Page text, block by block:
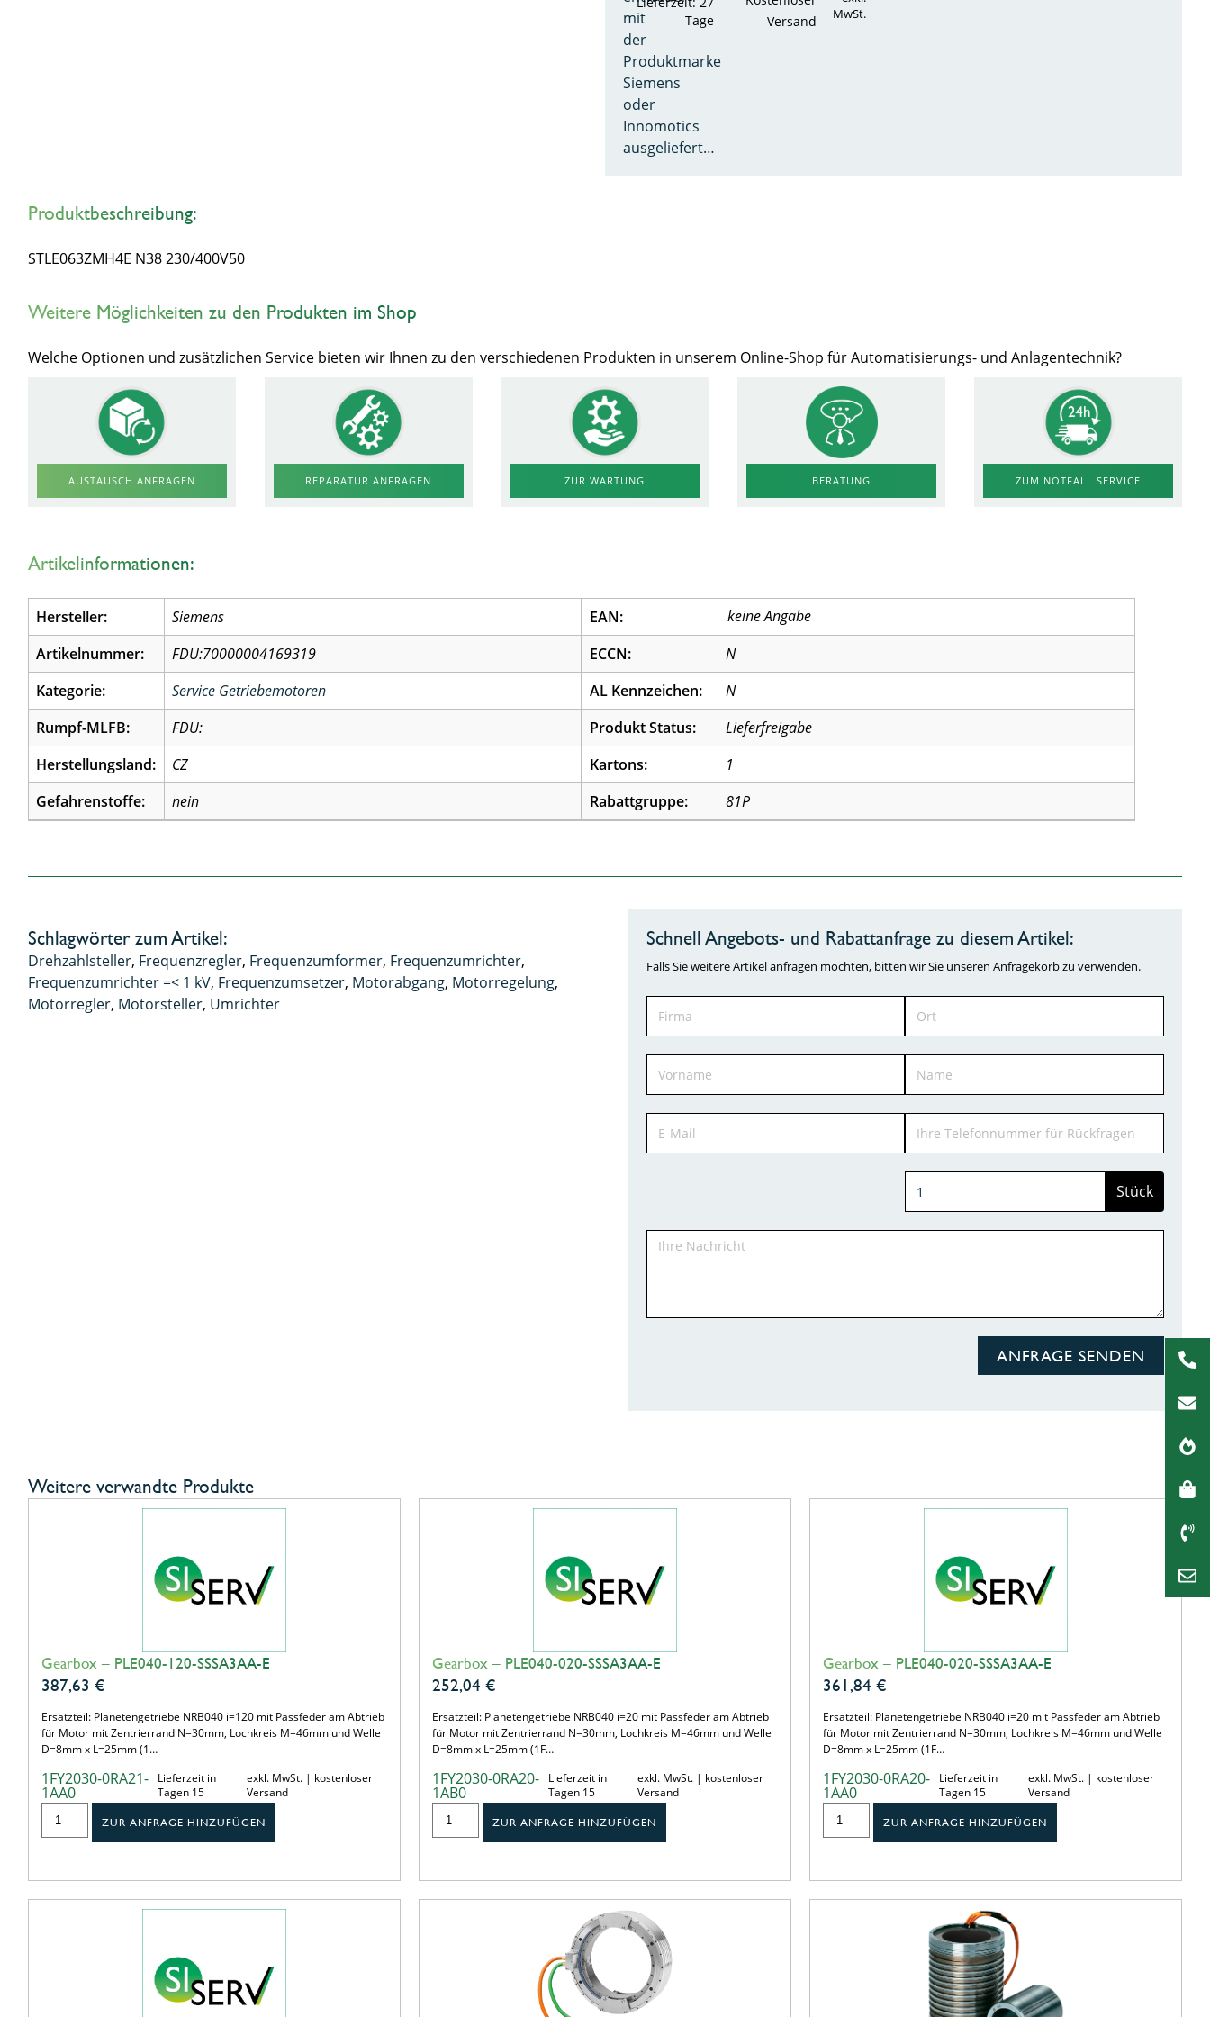
mit
der
Produktmarke
Siemens
oder
Innomotics
ausgeliefert…
Tage
Versand
MwSt.
Produktbeschreibung:
STLE063ZMH4E N38 230/400V50
Weitere Möglichkeiten zu den Produkten im Shop
Welche Optionen und zusätzlichen Service bieten wir Ihnen zu den verschiedenen Produkten in unserem Online-Shop für Automatisierungs- und Anlagentechnik?
AUSTAUSCH ANFRAGEN REPARATUR ANFRAGEN ZUR WARTUNG BERATUNG ZUM NOTFALL SERVICE
Artikelinformationen:
Hersteller:
Siemens
Artikelnummer:
FDU:70000004169319
Kategorie:
Service Getriebemotoren
Rumpf-MLFB:
FDU:
Herstellungsland:
CZ
Gefahrenstoffe:
nein
EAN:
ECCN:
N
AL Kennzeichen:
N
Produkt Status:
Lieferfreigabe
Kartons:
1
Rabattgruppe:
81P
Schlagwörter zum Artikel:
Drehzahlsteller, Frequenzregler, Frequenzumformer, Frequenzumrichter,
Frequenzumrichter =< 1 kV, Frequenzumsetzer, Motorabgang, Motorregelung,
Motorregler, Motorsteller, Umrichter
Schnell Angebots- und Rabattanfrage zu diesem Artikel:
Falls Sie weitere Artikel anfragen möchten, bitten wir Sie unseren Anfragekorb zu verwenden.
Stück
ANFRAGE SENDEN
Weitere verwandte Produkte
Gearbox – PLE040-120-SSSA3AA-E
387,63 €
Ersatzteil: Planetengetriebe NRB040 i=120 mit Passfeder am Abtrieb
für Motor mit Zentrierrand N=30mm, Lochkreis M=46mm und Welle
D=8mm x L=25mm (1…
1FY2030-0RA21-
1AA0
Lieferzeit in
Tagen 15
exkl. MwSt. | kostenloser
Versand
ZUR ANFRAGE HINZUFÜGEN
Gearbox – PLE040-020-SSSA3AA-E
252,04 €
Ersatzteil: Planetengetriebe NRB040 i=20 mit Passfeder am Abtrieb
für Motor mit Zentrierrand N=30mm, Lochkreis M=46mm und Welle
D=8mm x L=25mm (1F…
1FY2030-0RA20-
1AB0
Lieferzeit in
Tagen 15
exkl. MwSt. | kostenloser
Versand
ZUR ANFRAGE HINZUFÜGEN
Gearbox – PLE040-020-SSSA3AA-E
361,84 €
Ersatzteil: Planetengetriebe NRB040 i=20 mit Passfeder am Abtrieb
für Motor mit Zentrierrand N=30mm, Lochkreis M=46mm und Welle
D=8mm x L=25mm (1F…
1FY2030-0RA20-
1AA0
Lieferzeit in
Tagen 15
exkl. MwSt. | kostenloser
Versand
ZUR ANFRAGE HINZUFÜGEN